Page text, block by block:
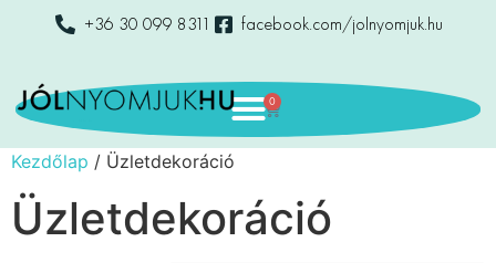
+36 30 099 8311 facebook.com/jolnyomjuk.hu
0
Kezdőlap / Üzletdekoráció
Üzletdekoráció